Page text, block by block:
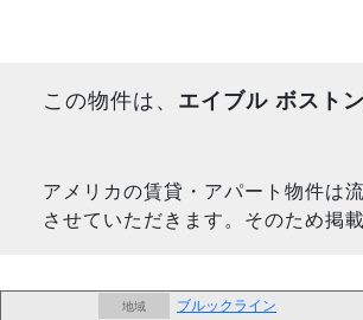
この物件は、 エイブル ボスト
アメリカの賃貸・アパート物件は
させていただきます。そのため掲
地域 ブルックライン